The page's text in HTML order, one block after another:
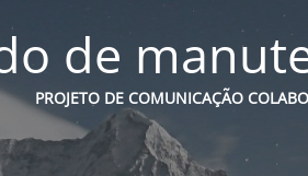
de
PROJETO DE COMUNICAÇÃO